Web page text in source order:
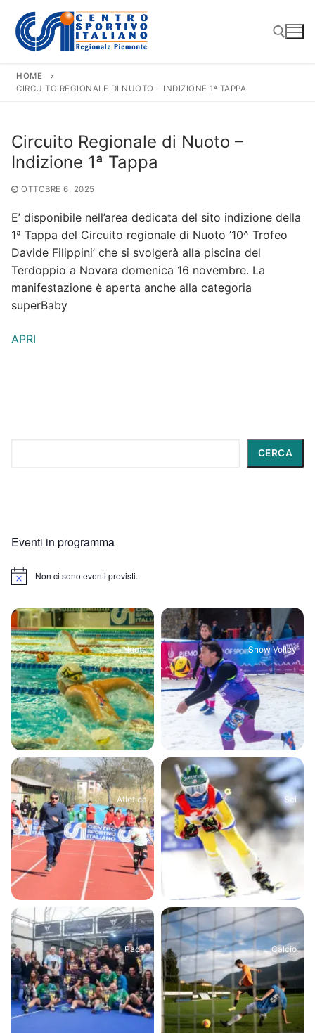
contenuto
Cerca:
HOME
CIRCUITO REGIONALE DI NUOTO – INDIZIONE 1ª TAPPA
Circuito Regionale di Nuoto –
Indizione 1ª Tappa
OTTOBRE 6, 2025
E’ disponibile nell’area dedicata del sito indizione della
1ª Tappa del Circuito regionale di Nuoto ’10^ Trofeo
Davide Filippini’ che si svolgerà alla piscina del
Terdoppio a Novara domenica 16 novembre. La
manifestazione è aperta anche alla categoria
superBaby
APRI
CERCA
Eventi in programma
Notice Non ci sono eventi previsti.
Nuoto Snow Volley
Atletica Sci
Padel Calcio